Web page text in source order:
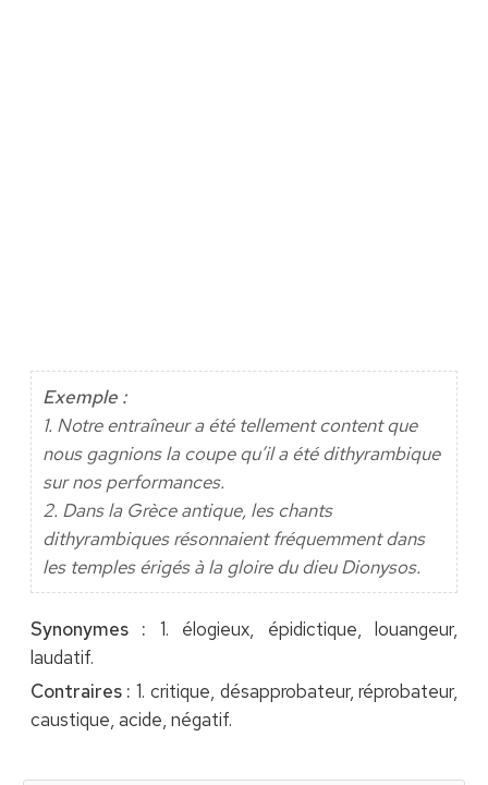
Exemple :
1. Notre entraîneur a été tellement content que
nous gagnions la coupe qu’il a été dithyrambique
sur nos performances.
2. Dans la Grèce antique, les chants
dithyrambiques résonnaient fréquemment dans
les temples érigés à la gloire du dieu Dionysos.
Synonymes : 1. élogieux, épidictique, louangeur,
laudatif.
Contraires : 1. critique, désapprobateur, réprobateur,
caustique, acide, négatif.